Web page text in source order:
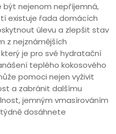
být nejenom nepříjemná,
existuje řada domácích
úlevu a zlepšit stav
z nejznámějších
je pro své hydratační
teplého kokosového
pomoci nejen vyživit
a zabránit dalšímu
jemným vmasírováním
dosáhnete